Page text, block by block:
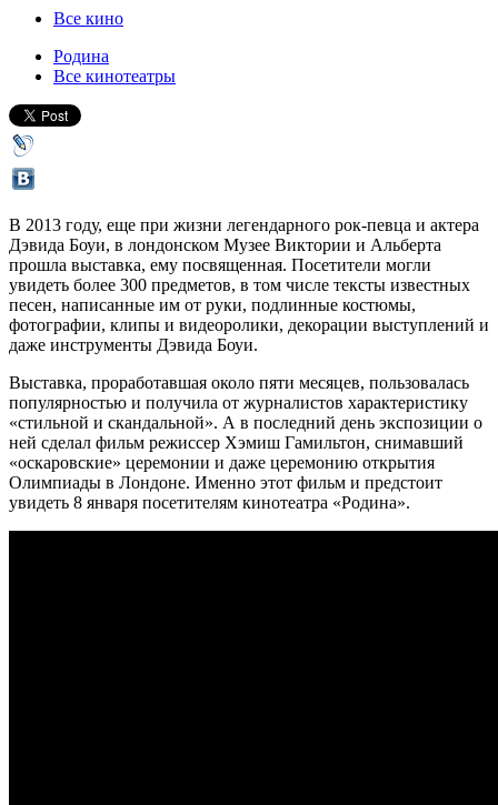
Все кино
Родина
Все кинотеатры
В 2013 году, еще при жизни легендарного рок-певца и актера
Дэвида Боуи, в лондонском Музее Виктории и Альберта
прошла выставка, ему посвященная. Посетители могли
увидеть более 300 предметов, в том числе тексты известных
песен, написанные им от руки, подлинные костюмы,
фотографии, клипы и видеоролики, декорации выступлений и
даже инструменты Дэвида Боуи.
Выставка, проработавшая около пяти месяцев, пользовалась
популярностью и получила от журналистов характеристику
«стильной и скандальной». А в последний день экспозиции о
ней сделал фильм режиссер Хэмиш Гамильтон, снимавший
«оскаровские» церемонии и даже церемонию открытия
Олимпиады в Лондоне. Именно этот фильм и предстоит
увидеть 8 января посетителям кинотеатра «Родина».